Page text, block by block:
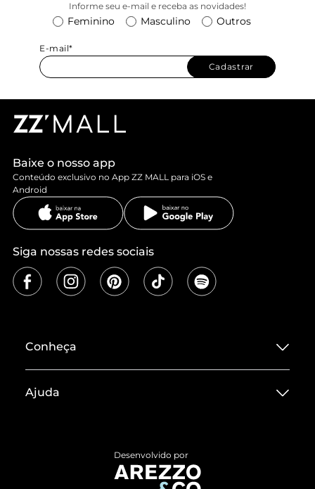
Informe seu e-mail e receba as novidades!
Feminino Masculino Outros
E-mail*
Cadastrar
Baixe o nosso app
Conteúdo exclusivo no App ZZ MALL para iOS e
Android
Siga nossas redes sociais
Conheça
Termos de Uso
ZZ MALL é confiável
Ajuda
Devolução do Produto
Desenvolvido por